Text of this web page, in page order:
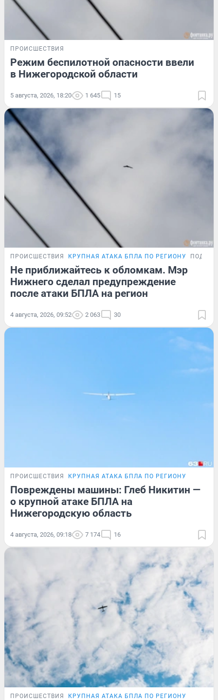
ПРОИСШЕСТВИЯ
Режим беспилотной опасности ввели
в Нижегородской области
5 августа, 2026, 18:20 1 645 15
ПРОИСШЕСТВИЯ КРУПНАЯ АТАКА БПЛА ПО РЕГИОНУ
Не приближайтесь к обломкам. Мэр
Нижнего сделал предупреждение
после атаки БПЛА на регион
4 августа, 2026, 09:52 2 063 30
ПРОИСШЕСТВИЯ КРУПНАЯ АТАКА БПЛА ПО РЕГИОНУ
Повреждены машины: Глеб Никитин —
о крупной атаке БПЛА на
Нижегородскую область
4 августа, 2026, 09:18 7 174 16
ПРОИСШЕСТВИЯ КРУПНАЯ АТАКА БПЛА ПО РЕГИОНУ